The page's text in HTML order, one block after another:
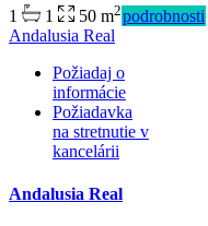
Predaj
1 1 50 m2podrobnosti
Andalusia Real
Požiadaj o
informácie
Požiadavka
na stretnutie v
kancelárii
Andalusia Real